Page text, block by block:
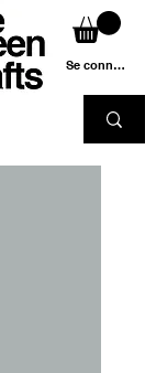
Se connecter